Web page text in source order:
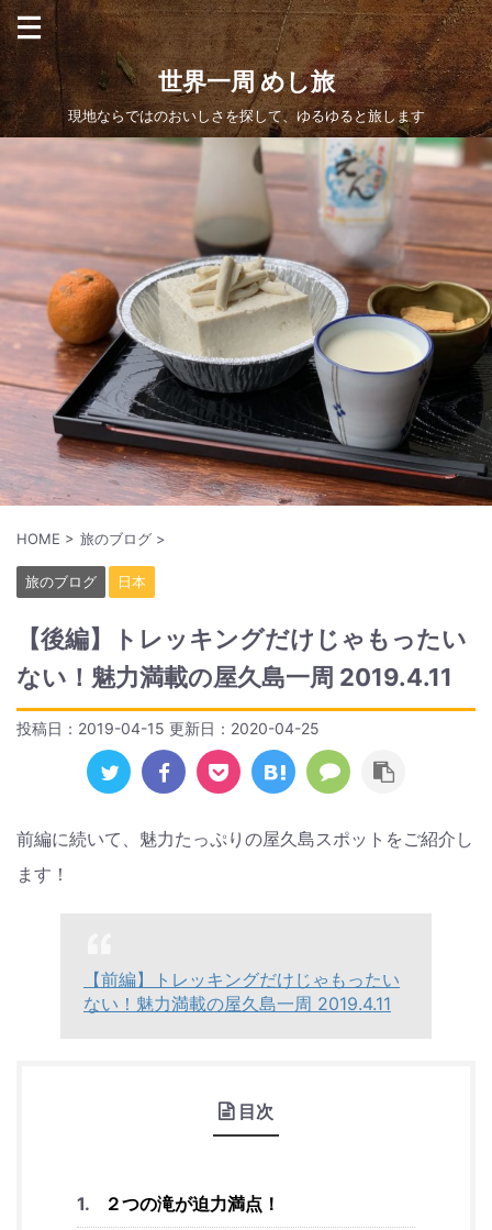
世界一周 めし旅
現地ならではのおいしさを探して、ゆるゆると旅します
HOME > 旅のブログ >
旅のブログ 日本
【後編】トレッキングだけじゃもったい
ない！魅力満載の屋久島一周 2019.4.11
投稿日：2019-04-15 更新日： 2020-04-25
前編に続いて、魅力たっぷりの屋久島スポットをご紹介し
ます！
【前編】トレッキングだけじゃもったい
ない！魅力満載の屋久島一周 2019.4.11
目次
２つの滝が迫力満点！